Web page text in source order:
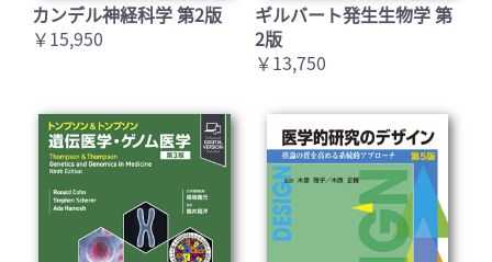
カンデル神経科学 第2版
￥15,950
ギルバート発生生物学 第
2版
￥13,750